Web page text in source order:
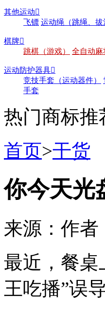
其他运动
飞镖 运动绳（跳绳、拔
棋牌
跳棋（游戏）
全自动麻
运动防护器具
竞技手套（运动器件）
手套
热门商标推
首页>干货
你今天光
来源： 作者
最近，餐桌
王吃播”误